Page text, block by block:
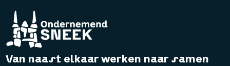
Van naast elkaar werken naar samen